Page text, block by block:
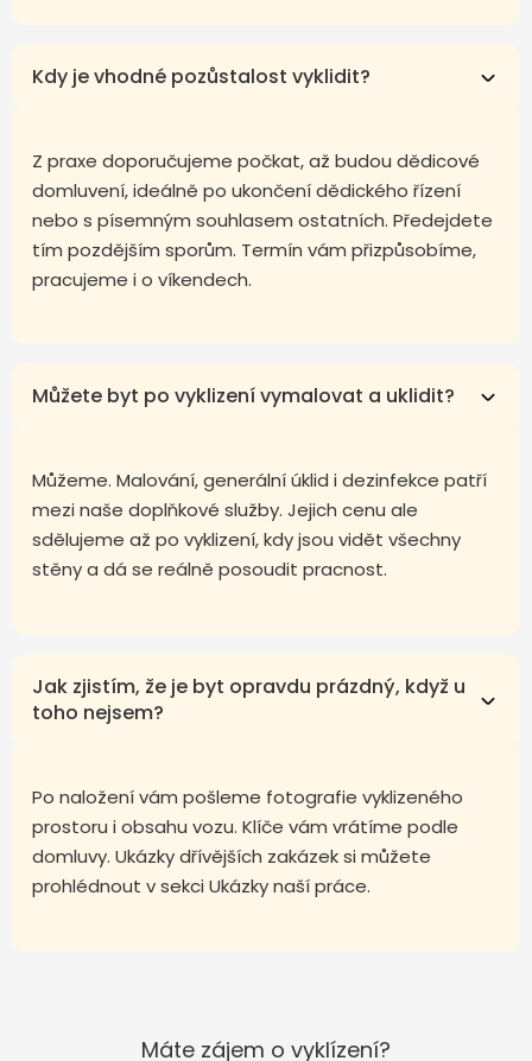
Kdy je vhodné pozůstalost vyklidit?
Z praxe doporučujeme počkat, až budou dědicové
domluvení, ideálně po ukončení dědického řízení
nebo s písemným souhlasem ostatních. Předejdete
tím pozdějším sporům. Termín vám přizpůsobíme,
pracujeme i o víkendech.
Můžete byt po vyklizení vymalovat a uklidit?
Můžeme. Malování, generální úklid i dezinfekce patří
mezi naše doplňkové služby. Jejich cenu ale
sdělujeme až po vyklizení, kdy jsou vidět všechny
stěny a dá se reálně posoudit pracnost.
Jak zjistím, že je byt opravdu prázdný, když u
toho nejsem?
Po naložení vám pošleme fotografie vyklizeného
prostoru i obsahu vozu. Klíče vám vrátíme podle
domluvy. Ukázky dřívějších zakázek si můžete
prohlédnout v sekci Ukázky naší práce.
Máte zájem o vyklízení?